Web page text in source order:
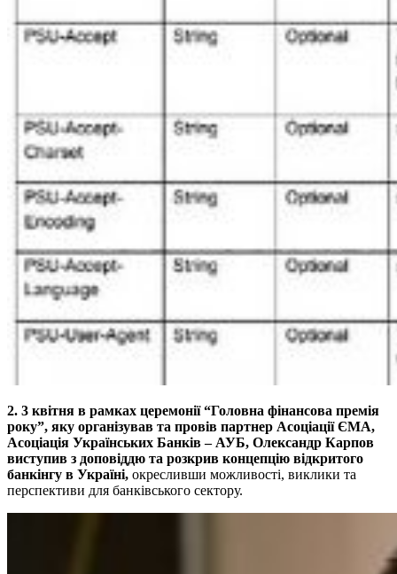
2. 3 квітня в рамках церемонії “Головна фінансова премія
року”, яку організував та провів партнер Асоціації ЄМА,
Асоціація Українських Банків – АУБ, Олександр Карпов
виступив з доповіддю та розкрив концепцію відкритого
банкінгу в Україні, окресливши можливості, виклики та
перспективи для банківського сектору.